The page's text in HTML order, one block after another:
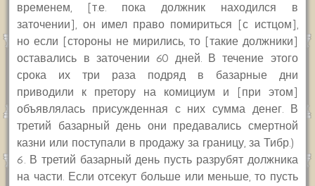
временем, [т.е. пока должник находился в
заточении], он имел право помириться [с истцом],
но если [стороны не мирились, то [такие должники]
оставались в заточении 60 дней. В течение этого
срока их три раза подряд в базарные дни
приводили к претору на комициум и [при этом]
объявлялась присужденная с них сумма денег. В
третий базарный день они предавались смертной
казни или поступали в продажу за границу, за Тибр.)
6. В третий базарный день пусть разрубят должника
на части. Если отсекут больше или меньше, то пусть